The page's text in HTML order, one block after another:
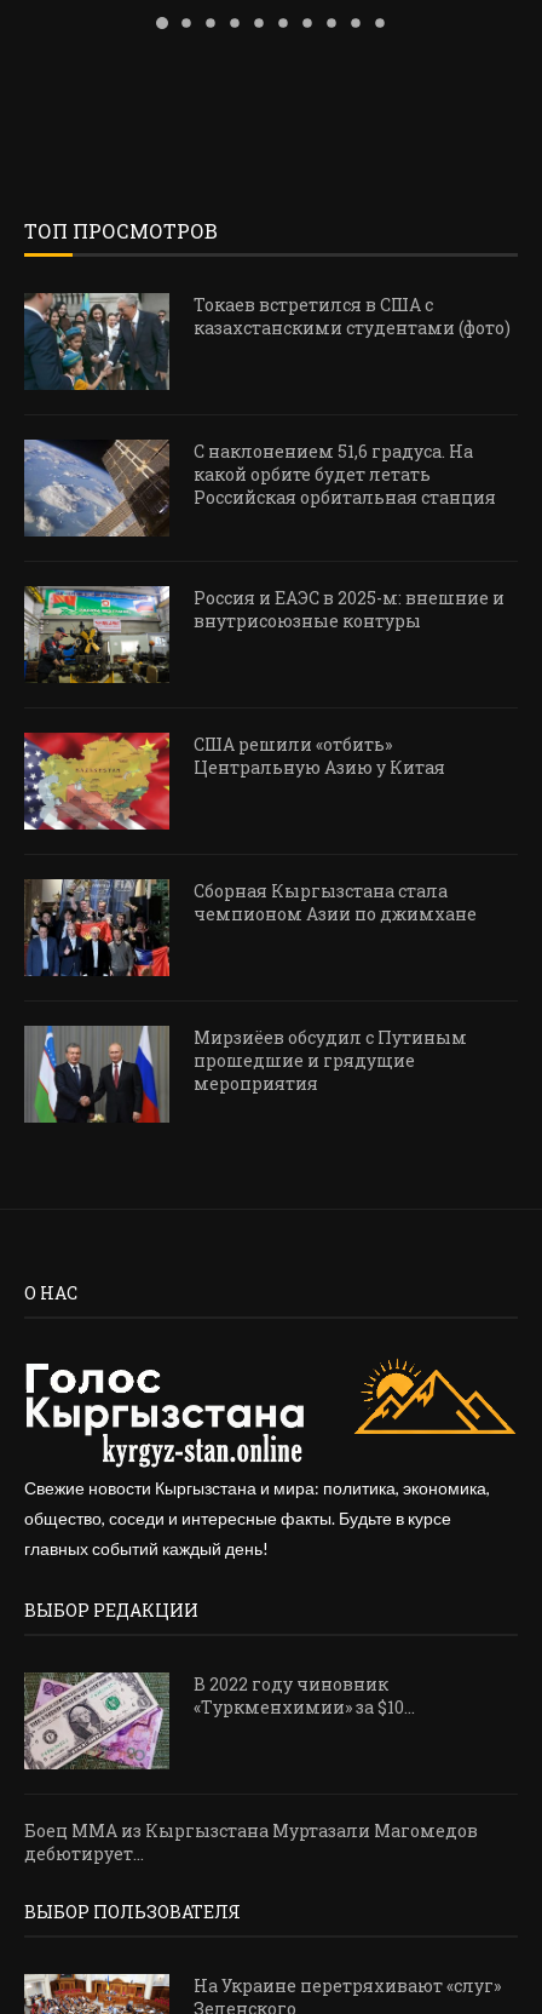
ТОП ПРОСМОТРОВ
Токаев встретился в США с
казахстанскими студентами (фото)
С наклонением 51,6 градуса. На
какой орбите будет летать
Российская орбитальная станция
Россия и ЕАЭС в 2025-м: внешние и
внутрисоюзные контуры
США решили «отбить»
Центральную Азию у Китая
Сборная Кыргызстана стала
чемпионом Азии по джимхане
Мирзиёев обсудил с Путиным
прошедшие и грядущие
мероприятия
О НАС
Свежие новости Кыргызстана и мира: политика, экономика,
общество, соседи и интересные факты. Будьте в курсе
главных событий каждый день!
ВЫБОР РЕДАКЦИИ
В 2022 году чиновник
«Туркменхимии» за $10...
Боец ММА из Кыргызстана Муртазали Магомедов
дебютирует...
ВЫБОР ПОЛЬЗОВАТЕЛЯ
На Украине перетряхивают «слуг»
Зеленского